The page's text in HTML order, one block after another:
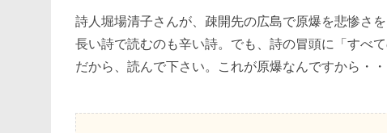
詩人堀場清子さんが、疎開先の広島で原爆を悲惨さ
長い詩で読むのも辛い詩。でも、詩の冒頭に「すべ
だから、読んで下さい。これが原爆なんですから・・